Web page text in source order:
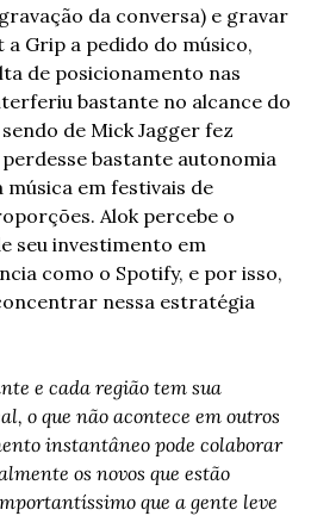
da conversa) e gravar
Grip a pedido do músico,
de posicionamento nas
bastante no alcance do
de Mick Jagger fez
bastante autonomia
em festivais de
Alok percebe o
seu investimento em
como o Spotify, e por isso,
e cada região tem sua
o que não acontece em outros
instantâneo pode colaborar
os novos que estão
que a gente leve